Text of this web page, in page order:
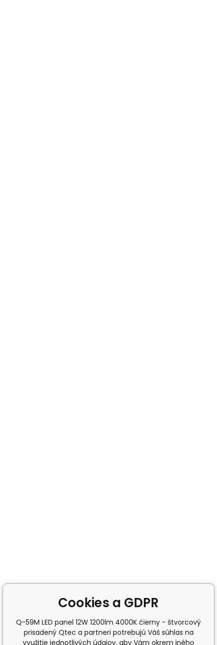
Cookies a GDPR
Q-59M LED panel 12W 1200lm 4000K čierny - štvorcový
prisadený Qtec a partneri potrebujú Váš súhlas na
využitie jednotlivých údajov, aby Vám okrem iného